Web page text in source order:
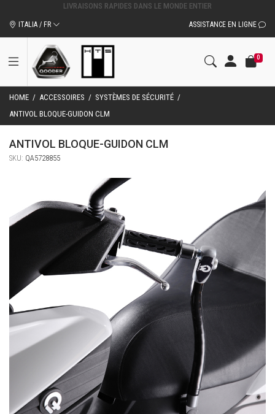
ACCESSOIRES ET PIÈCES DÉTACHÉES D'ORIGINE QOODER
ITALIA / FR ASSISTANCE EN LIGNE
0
HOME / ACCESSOIRES / SYSTÈMES DE SÉCURITÉ /
ANTIVOL BLOQUE-GUIDON CLM
ANTIVOL BLOQUE-GUIDON CLM
SKU: QA5728855